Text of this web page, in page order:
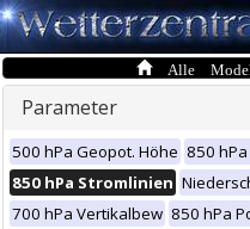
Alle
Parameter
500 hPa Geopot. Höhe 850
850 hPa Stromlinien
700 hPa Vertikalbew 850 hPa